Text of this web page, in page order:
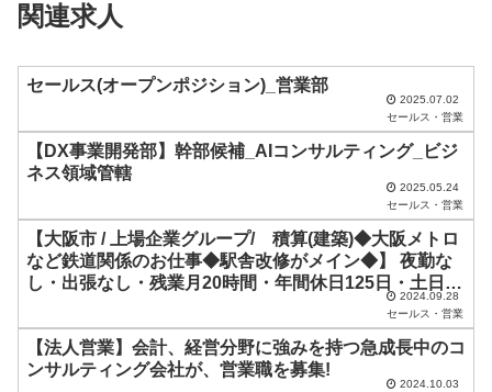
ー
ド
の
に
し
て
く
関連求人
セールス(オープンポジション)_営業部
2025.07.02
セールス・営業
【DX事業開発部】幹部候補_AIコンサルティング_ビジ
ネス領域管轄
2025.05.24
セールス・営業
【大阪市 / 上場企業グループ/ 積算(建築)◆大阪メトロ
など鉄道関係のお仕事◆駅舎改修がメイン◆】 夜勤な
し・出張なし・残業月20時間・年間休日125日・土日祝
2024.09.28
セールス・営業
【法人営業】会計、経営分野に強みを持つ急成長中のコ
ンサルティング会社が、営業職を募集!
2024.10.03